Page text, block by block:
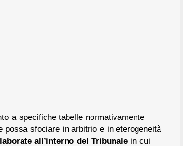
a specifiche tabelle normativamente
possa sfociare in arbitrio e in eterogeneità
all’interno del Tribunalein cui